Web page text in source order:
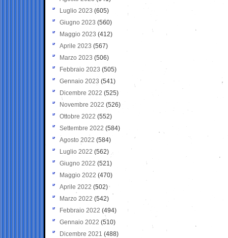
Luglio 2023 (605)
Giugno 2023 (560)
Maggio 2023 (412)
Aprile 2023 (567)
Marzo 2023 (506)
Febbraio 2023 (505)
Gennaio 2023 (541)
Dicembre 2022 (525)
Novembre 2022 (526)
Ottobre 2022 (552)
Settembre 2022 (584)
Agosto 2022 (584)
Luglio 2022 (562)
Giugno 2022 (521)
Maggio 2022 (470)
Aprile 2022 (502)
Marzo 2022 (542)
Febbraio 2022 (494)
Gennaio 2022 (510)
Dicembre 2021 (488)